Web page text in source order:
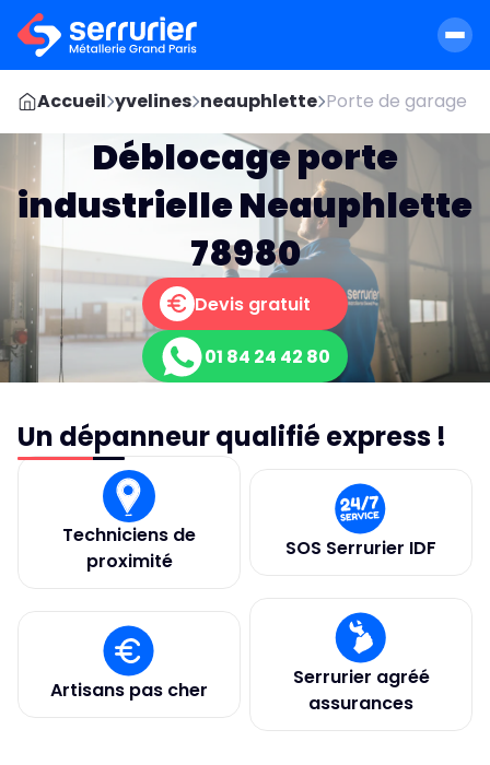
Accueil yvelines neauphlette Porte de garage
Déblocage porte
industrielle Neauphlette
78980
Devis gratuit
01 84 24 42 80
Un dépanneur qualifié express !
Techniciens de
proximité
SOS Serrurier IDF
Artisans pas cher
Serrurier agréé
assurances